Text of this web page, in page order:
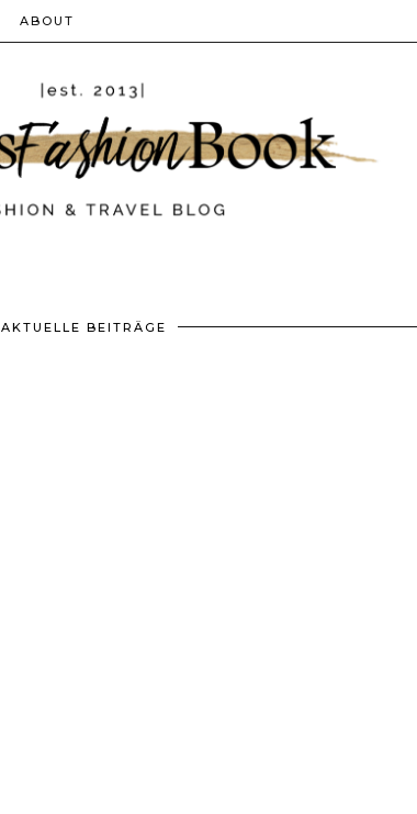
ABOUT
AKTUELLE BEITRÄGE